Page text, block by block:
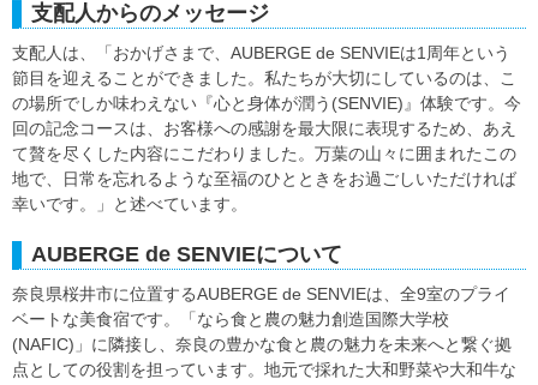
支配人からのメッセージ
支配人は、「おかげさまで、AUBERGE de SENVIEは1周年という
節目を迎えることができました。私たちが大切にしているのは、こ
の場所でしか味わえない『心と身体が潤う(SENVIE)』体験です。今
回の記念コースは、お客様への感謝を最大限に表現するため、あえ
て贅を尽くした内容にこだわりました。万葉の山々に囲まれたこの
地で、日常を忘れるような至福のひとときをお過ごしいただければ
幸いです。」と述べています。
AUBERGE de SENVIEについて
奈良県桜井市に位置するAUBERGE de SENVIEは、全9室のプライ
ベートな美食宿です。「なら食と農の魅力創造国際大学校
(NAFIC)」に隣接し、奈良の豊かな食と農の魅力を未来へと繋ぐ拠
点としての役割を担っています。地元で採れた大和野菜や大和牛な